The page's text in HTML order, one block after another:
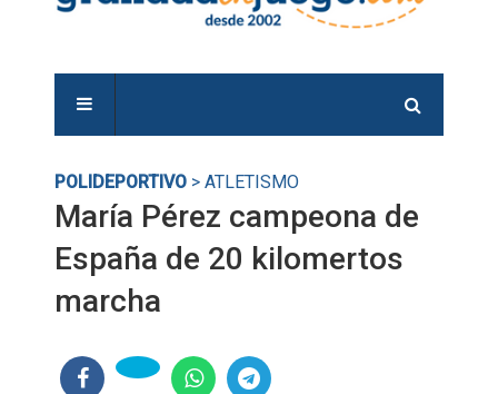
POLIDEPORTIVO > ATLETISMO
María Pérez campeona de
España de 20 kilomertos
marcha